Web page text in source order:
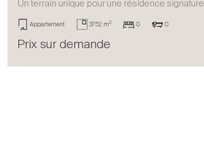
Un terrain unique pour une résidence signature
Appartement 3752 m2 0 0
Prix sur demande